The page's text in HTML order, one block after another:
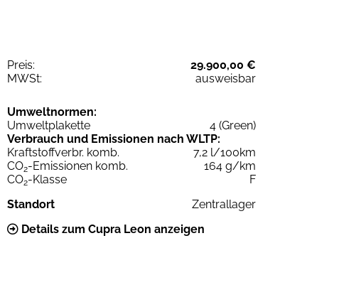
Preis:
29.900,00 €
MWSt:
ausweisbar
Umweltnormen:
Umweltplakette
4 (Green)
Verbrauch und Emissionen nach WLTP:
Kraftstoffverbr. komb.
7,2 l/100km
CO2-Emissionen komb.
164 g/km
CO2-Klasse
F
Standort
Zentrallager
Details zum Cupra Leon anzeigen